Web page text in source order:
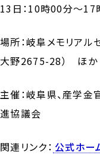
13日：10時00分～17
場所：岐阜メモリアル
大野2675-28） ほか
主催：岐阜県、産学
進協議会
関連リンク： 公式ホー